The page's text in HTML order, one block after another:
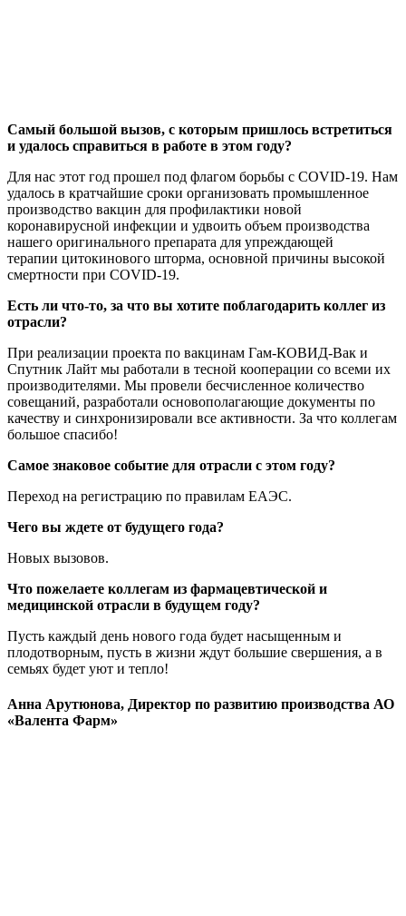
Самый большой вызов, с которым пришлось встретиться
и удалось справиться в работе в этом году?
Для нас этот год прошел под флагом борьбы с COVID-19. Нам
удалось в кратчайшие сроки организовать промышленное
производство вакцин для профилактики новой
коронавирусной инфекции и удвоить объем производства
нашего оригинального препарата для упреждающей
терапии цитокинового шторма, основной причины высокой
смертности при COVID-19.
Есть ли что-то, за что вы хотите поблагодарить коллег из
отрасли?
При реализации проекта по вакцинам Гам-КОВИД-Вак и
Спутник Лайт мы работали в тесной кооперации со всеми их
производителями. Мы провели бесчисленное количество
совещаний, разработали основополагающие документы по
качеству и синхронизировали все активности. За что коллегам
большое спасибо!
Самое знаковое событие для отрасли с этом году?
Переход на регистрацию по правилам ЕАЭС.
Чего вы ждете от будущего года?
Новых вызовов.
Что пожелаете коллегам из фармацевтической и
медицинской отрасли в будущем году?
Пусть каждый день нового года будет насыщенным и
плодотворным, пусть в жизни ждут большие свершения, а в
семьях будет уют и тепло!
Анна Арутюнова, Директор по развитию производства АО
«Валента Фарм»